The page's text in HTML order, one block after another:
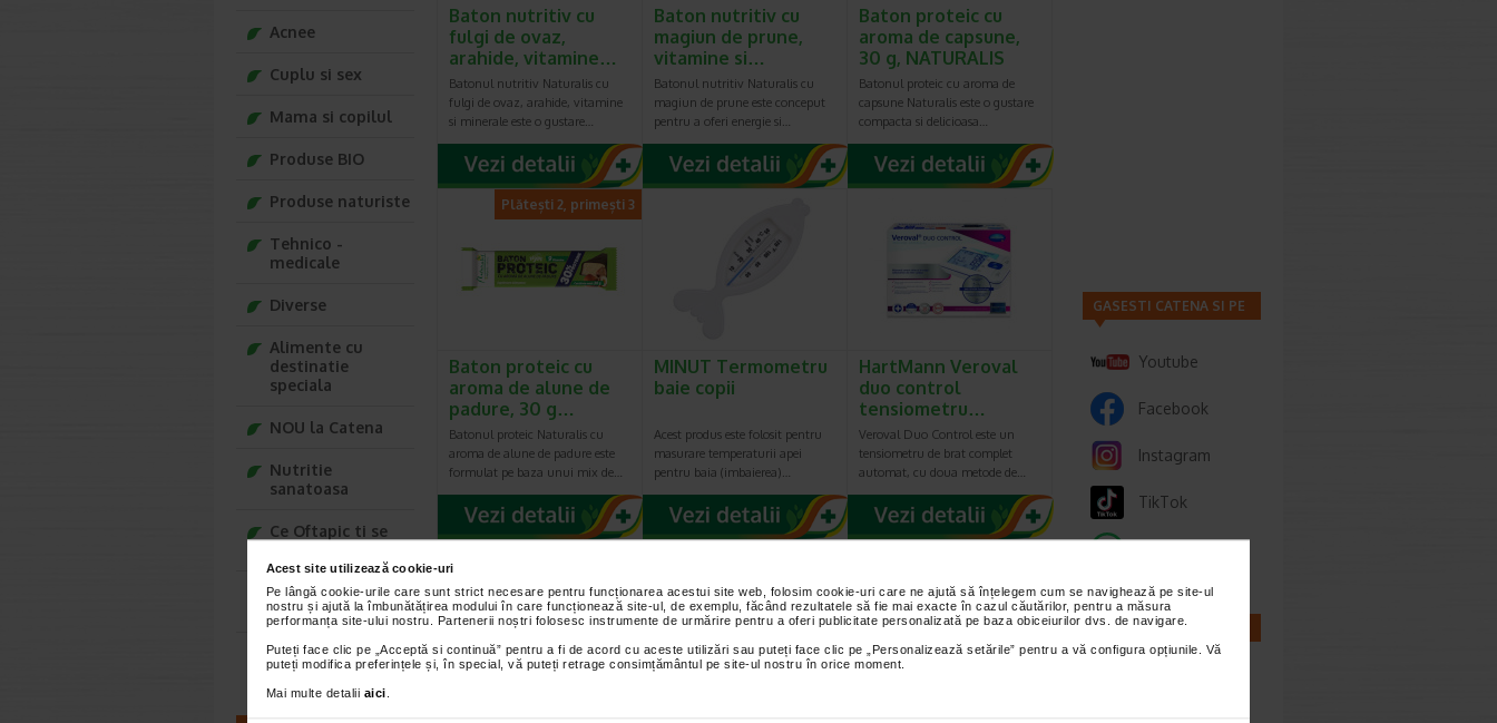
Acest site utilizează cookie-uri
Pe lângă cookie-urile care sunt strict necesare pentru funcționarea acestui site web, folosim cookie-uri care ne ajută să înțelegem cum se navighează pe site-ul
nostru și ajută la îmbunătățirea modului în care funcționează site-ul, de exemplu, făcând rezultatele să fie mai exacte în cazul căutărilor, pentru a măsura
performanța site-ului nostru. Partenerii noștri folosesc instrumente de urmărire pentru a oferi publicitate personalizată pe baza obiceiurilor dvs. de navigare.
Puteți face clic pe „Acceptă si continuă” pentru a fi de acord cu aceste utilizări sau puteți face clic pe „Personalizează setările” pentru a vă configura opțiunile. Vă
puteți modifica preferințele și, în special, vă puteți retrage consimțământul pe site-ul nostru în orice moment.
Mai multe detalii aici
Baton nutritiv cu
fulgi de ovaz,
arahide, vitamine…
Batonul nutritiv Naturalis cu
fulgi de ovaz, arahide, vitamine
si minerale este o gustare…
Baton nutritiv cu
magiun de prune,
vitamine si…
Batonul nutritiv Naturalis cu
magiun de prune este conceput
pentru a oferi energie si…
Baton proteic cu
aroma de capsune,
30 g, NATURALIS
Batonul proteic cu aroma de
capsune Naturalis este o gustare
compacta si delicioasa…
Plătești 2, primești 3
Baton proteic cu
aroma de alune de
padure, 30 g…
Batonul proteic Naturalis cu
aroma de alune de padure este
formulat pe baza unui mix de…
MINUT Termometru
baie copii
Acest produs este folosit pentru
masurare temperaturii apei
pentru baia (imbaierea)…
HartMann Veroval
duo control
tensiometru…
Veroval Duo Control este un
tensiometru de brat complet
automat, cu doua metode de…
CELE MAI RECENTE ARTICOLE
Cum sa va dezvoltati inteligenta emotionala: metode
prin care va puteti imbunatati EQ-ul
Acnee
Cuplu si sex
Mama si copilul
Produse BIO
Produse naturiste
Tehnico -
medicale
Diverse
Alimente cu
destinatie
speciala
NOU la Catena
Nutritie
sanatoasa
Ce Oftapic ti se
Adora – Adorabili
din prima clipa
Seturi cadou
Baylis&Harding
GASESTI CATENA SI PE
Youtube
Facebook
Instagram
TikTok
CALCULATOARE